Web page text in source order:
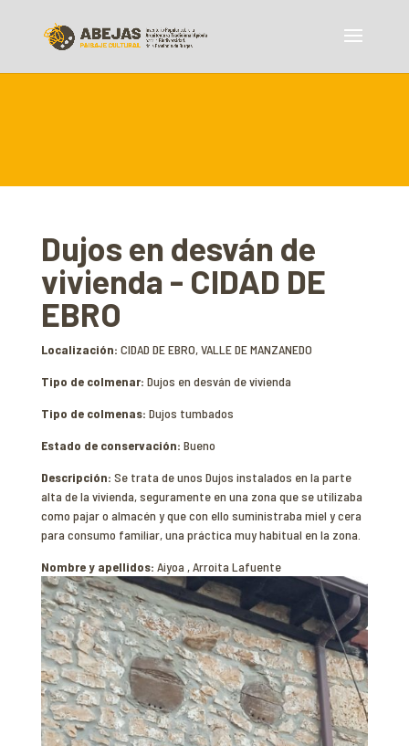
Dujos en desván de
vivienda - CIDAD DE
EBRO
Localización: CIDAD DE EBRO, VALLE DE MANZANEDO
Tipo de colmenar: Dujos en desván de vivienda
Tipo de colmenas: Dujos tumbados
Estado de conservación: Bueno
Descripción: Se trata de unos Dujos instalados en la parte
alta de la vivienda, seguramente en una zona que se utilizaba
como pajar o almacén y que con ello suministraba miel y cera
para consumo familiar, una práctica muy habitual en la zona.
Nombre y apellidos: Aiyoa , Arroita Lafuente